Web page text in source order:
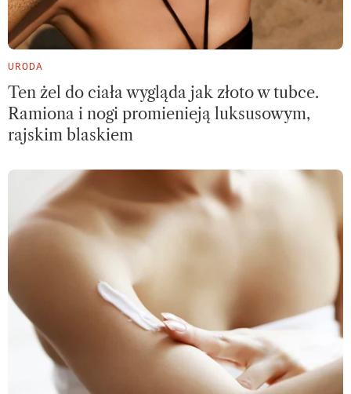
URODA
Ten żel do ciała wygląda jak złoto w tubce.
Ramiona i nogi promienieją luksusowym,
rajskim blaskiem